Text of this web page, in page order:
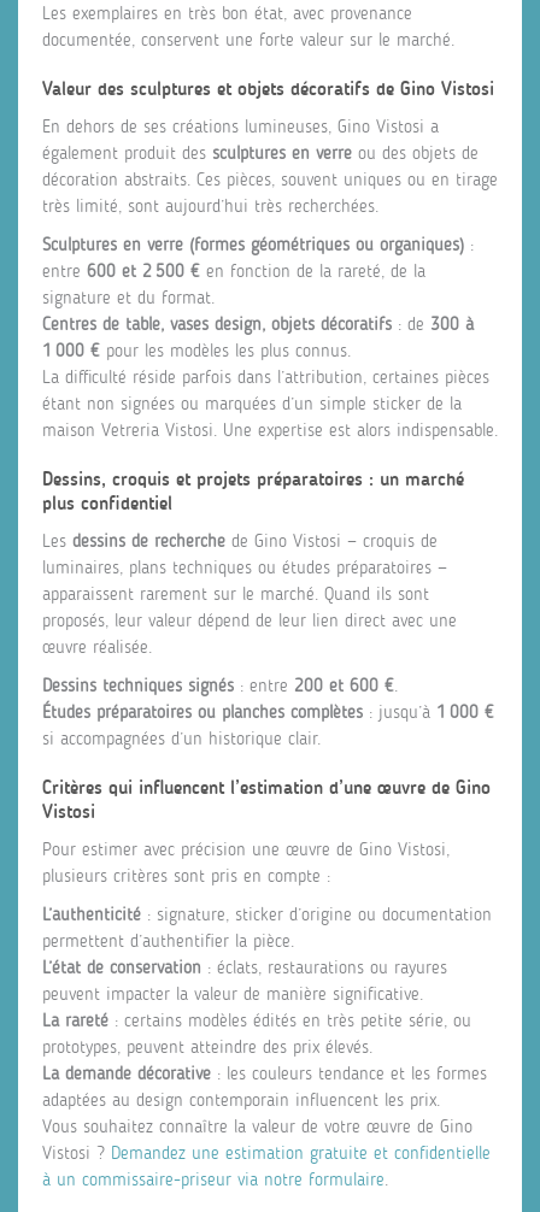
Les exemplaires en très bon état, avec provenance
documentée, conservent une forte valeur sur le marché.
Valeur des sculptures et objets décoratifs de Gino Vistosi
En dehors de ses créations lumineuses, Gino Vistosi a
également produit des sculptures en verre ou des objets de
décoration abstraits. Ces pièces, souvent uniques ou en tirage
très limité, sont aujourd’hui très recherchées.
Sculptures en verre (formes géométriques ou organiques) :
entre 600 et 2 500 € en fonction de la rareté, de la
signature et du format.
Centres de table, vases design, objets décoratifs : de 300 à
1 000 € pour les modèles les plus connus.
La difficulté réside parfois dans l’attribution, certaines pièces
étant non signées ou marquées d’un simple sticker de la
maison Vetreria Vistosi. Une expertise est alors indispensable.
Dessins, croquis et projets préparatoires : un marché
plus confidentiel
Les dessins de recherche de Gino Vistosi — croquis de
luminaires, plans techniques ou études préparatoires —
apparaissent rarement sur le marché. Quand ils sont
proposés, leur valeur dépend de leur lien direct avec une
œuvre réalisée.
Dessins techniques signés : entre 200 et 600 €.
Études préparatoires ou planches complètes : jusqu’à 1 000 €
si accompagnées d’un historique clair.
Critères qui influencent l’estimation d’une œuvre de Gino
Vistosi
Pour estimer avec précision une œuvre de Gino Vistosi,
plusieurs critères sont pris en compte :
L’authenticité : signature, sticker d’origine ou documentation
permettent d’authentifier la pièce.
L’état de conservation : éclats, restaurations ou rayures
peuvent impacter la valeur de manière significative.
La rareté : certains modèles édités en très petite série, ou
prototypes, peuvent atteindre des prix élevés.
La demande décorative : les couleurs tendance et les formes
adaptées au design contemporain influencent les prix.
Vous souhaitez connaître la valeur de votre œuvre de Gino
Vistosi ? Demandez une estimation gratuite et confidentielle
à un commissaire-priseur via notre formulaire.